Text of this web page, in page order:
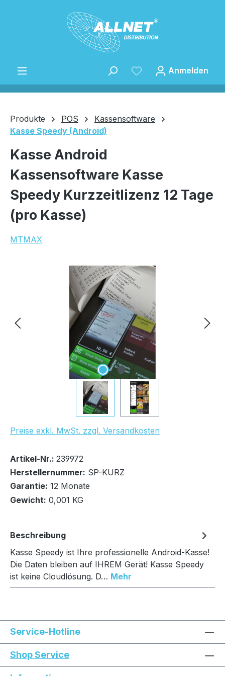
Zum Hauptinhalt springen
Anmelden
Produkte POS
Kassensoftware
Kasse Speedy (Android)
Kasse Android
Kassensoftware Kasse
Speedy Kurzzeitlizenz 12 Tage
(pro Kasse)
MTMAX
Bildergalerie überspringen
Preise exkl. MwSt. zzgl. Versandkosten
Bestand:0x
Nicht Lagernd
Artikel-Nr.: 239972
Herstellernummer: SP-KURZ
Garantie: 12 Monate
Gewicht: 0,001 KG
Beschreibung
Kasse Speedy ist Ihre professionelle Android-Kasse!
Die Daten bleiben auf IHREM Gerät! Kasse Speedy
ist keine Cloudlösung. D… Mehr
Service-Hotline
Shop Service